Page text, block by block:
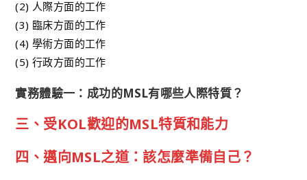
(2) 人際方面的工作
(3) 臨床方面的工作
(4) 學術方面的工作
(5) 行政方面的工作
實務體驗一：成功的MSL有哪些人際特質？
三、受KOL歡迎的MSL特質和能力
四、邁向MSL之道：該怎麼準備自己？